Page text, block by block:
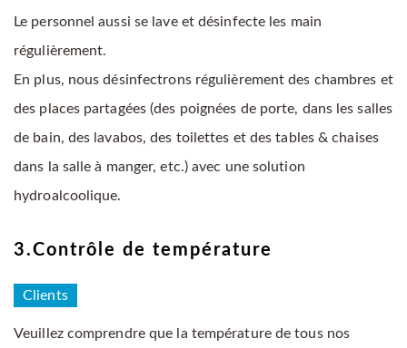
Le personnel aussi se lave et désinfecte les main
régulièrement.
En plus, nous désinfectrons régulièrement des chambres et
des places partagées (des poignées de porte, dans les salles
de bain, des lavabos, des toilettes et des tables & chaises
dans la salle à manger, etc.) avec une solution
hydroalcoolique.
3.Contrôle de température
Clients
Veuillez comprendre que la température de tous nos